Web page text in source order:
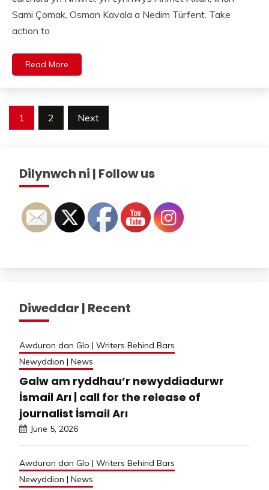
Sami Çomak, Osman Kavala a Nedim Türfent. Take
action to
Read More
Posts
1 2 Next
Dilynwch ni | Follow us
Diweddar | Recent
Awduron dan Glo | Writers Behind Bars
Newyddion | News
Galw am ryddhau’r newyddiadurwr
İsmail Arı | call for the release of
journalist İsmail Arı
June 5, 2026
Awduron dan Glo | Writers Behind Bars
Newyddion | News